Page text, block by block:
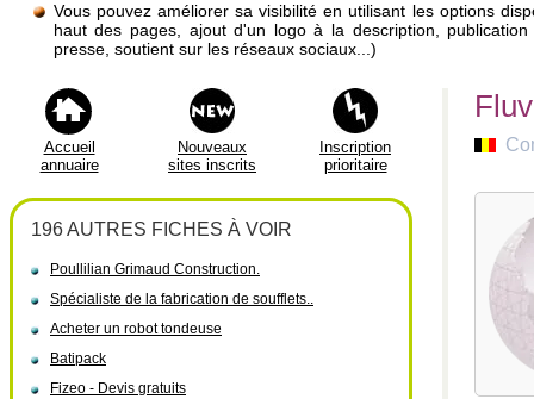
Vous pouvez améliorer sa visibilité en utilisant les options
haut des pages, ajout d'un logo à la description,
presse, soutient sur les réseaux sociaux...)
Accueil
annuaire
Nouveaux
sites inscrits
Inscription
prioritaire
196 AUTRES FICHES À VOIR
Poullilian Grimaud Construction.
Spécialiste de la fabrication de soufflets..
Acheter un robot tondeuse
Batipack
Fizeo - Devis gratuits